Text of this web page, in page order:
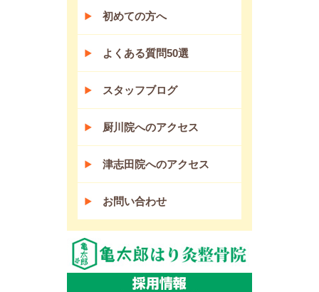
初めての方へ
よくある質問50選
スタッフブログ
厨川院へのアクセス
津志田院へのアクセス
お問い合わせ